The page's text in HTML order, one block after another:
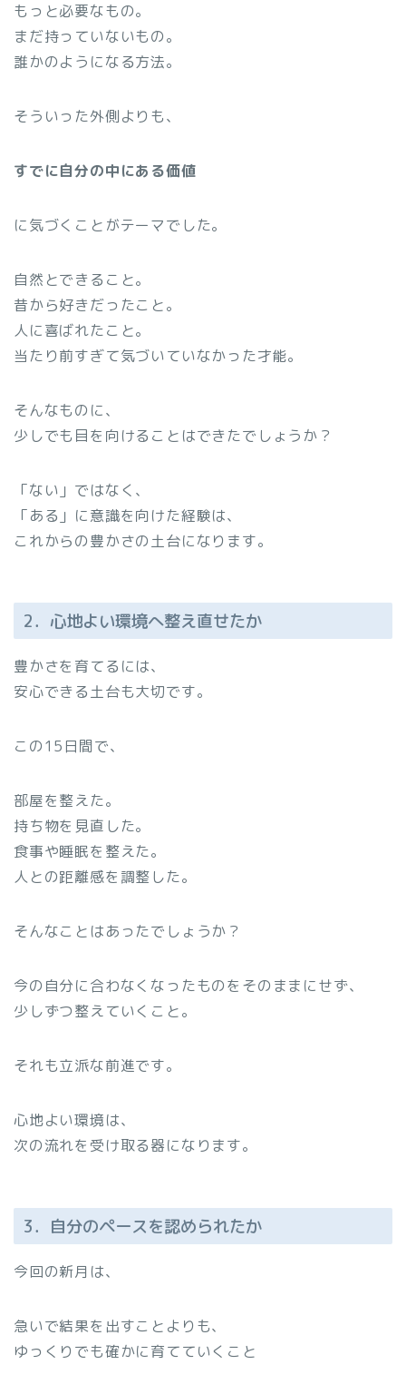
もっと必要なもの。
まだ持っていないもの。
誰かのようになる方法。
そういった外側よりも、
すでに自分の中にある価値
に気づくことがテーマでした。
自然とできること。
昔から好きだったこと。
人に喜ばれたこと。
当たり前すぎて気づいていなかった才能。
そんなものに、
少しでも目を向けることはできたでしょうか？
「ない」ではなく、
「ある」に意識を向けた経験は、
これからの豊かさの土台になります。
2．心地よい環境へ整え直せたか
豊かさを育てるには、
安心できる土台も大切です。
この15日間で、
部屋を整えた。
持ち物を見直した。
食事や睡眠を整えた。
人との距離感を調整した。
そんなことはあったでしょうか？
今の自分に合わなくなったものをそのままにせず、
少しずつ整えていくこと。
それも立派な前進です。
心地よい環境は、
次の流れを受け取る器になります。
3．自分のペースを認められたか
今回の新月は、
急いで結果を出すことよりも、
ゆっくりでも確かに育てていくこと